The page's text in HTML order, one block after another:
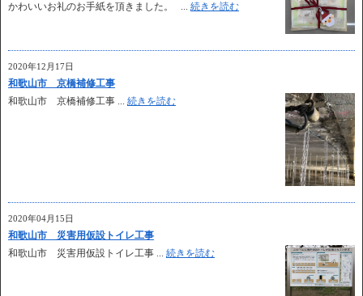
かわいいお礼のお手紙を頂きました。 ... 続きを読む
2020年12月17日
和歌山市 京橋補修工事
和歌山市 京橋補修工事 ... 続きを読む
2020年04月15日
和歌山市 災害用仮設トイレ工事
和歌山市 災害用仮設トイレ工事 ... 続きを読む